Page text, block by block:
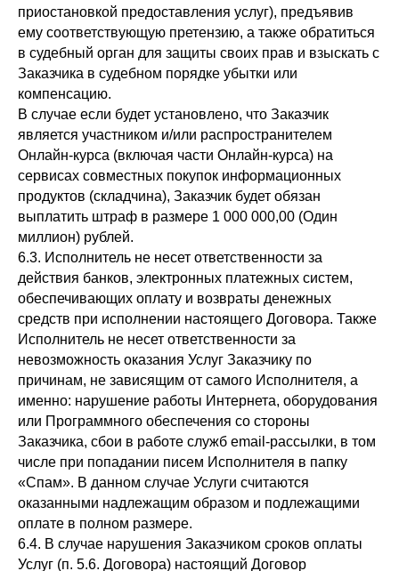
приостановкой предоставления услуг), предъявив
ему соответствующую претензию, а также обратиться
в судебный орган для защиты своих прав и взыскать с
Заказчика в судебном порядке убытки или
компенсацию.
В случае если будет установлено, что Заказчик
является участником и/или распространителем
Онлайн-курса (включая части Онлайн-курса) на
сервисах совместных покупок информационных
продуктов (складчина), Заказчик будет обязан
выплатить штраф в размере 1 000 000,00 (Один
миллион) рублей.
6.3. Исполнитель не несет ответственности за
действия банков, электронных платежных систем,
обеспечивающих оплату и возвраты денежных
средств при исполнении настоящего Договора. Также
Исполнитель не несет ответственности за
невозможность оказания Услуг Заказчику по
причинам, не зависящим от самого Исполнителя, а
именно: нарушение работы Интернета, оборудования
или Программного обеспечения со стороны
Заказчика, сбои в работе служб email-рассылки, в том
числе при попадании писем Исполнителя в папку
«Спам». В данном случае Услуги считаются
оказанными надлежащим образом и подлежащими
оплате в полном размере.
6.4. В случае нарушения Заказчиком сроков оплаты
Услуг (п. 5.6. Договора) настоящий Договор